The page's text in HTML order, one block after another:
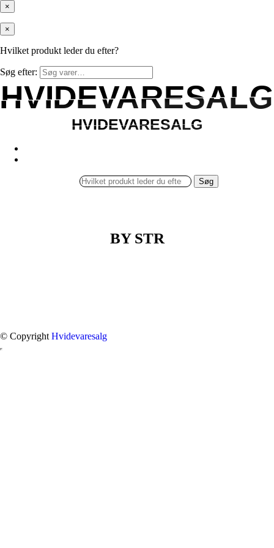
×
×
Hvilket produkt leder du efter?
Søg efter:
HVIDEVARESALG
HVIDEVARESALG
HVIDEVARESALG
HVIDEVARESALG
Søg
BY STR
© Copyright Hvidevaresalg